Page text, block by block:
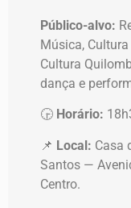
Público-alvo:
Música,
Cultura
dança e
🕞 Horário:
📌 Local: Casa
Santos —
Centro.